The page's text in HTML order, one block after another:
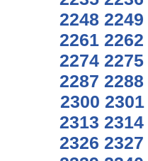
2248 2249
2261 2262
2274 2275
2287 2288
2300 2301
2313 2314
2326 2327